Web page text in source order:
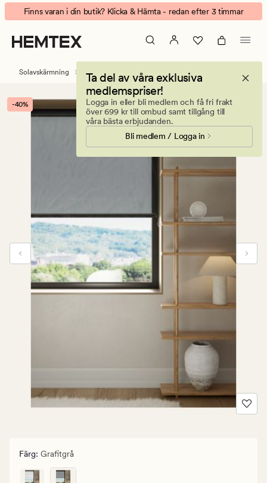
William
screenrullgardin
grafitgrå
Animerad
banner.
Klicka
på
att
pausa.
Finns varan i din butik? Klicka & Hämta - redan efter 3 timmar
Ta del av våra exklusiva
medlemspriser!
Logga in eller bli medlem och få fri frakt
över 699 kr till ombud samt tillgång till
våra bästa erbjudanden.
Bli medlem / Logga in
Solavskärmning Rullgardiner
-40%
Färg: Grafitgrå